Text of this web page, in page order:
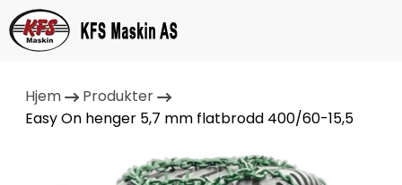
Hjem
Produkter
Easy On henger 5,7 mm flatbrodd 400/60-15,5